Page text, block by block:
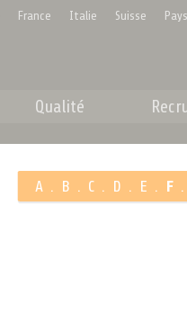
France Italie Suisse
Qualité
A . B . C . D . E . F
.